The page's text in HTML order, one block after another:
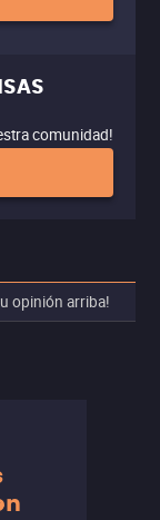
comunidad!
opinión arriba!